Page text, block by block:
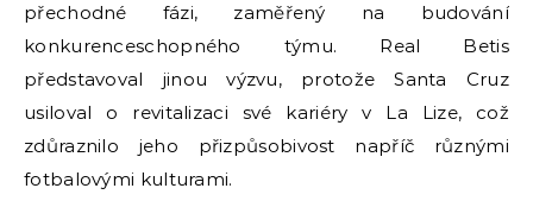
přechodné fázi, zaměřený na budování
konkurenceschopného týmu. Real Betis
představoval jinou výzvu, protože Santa Cruz
usiloval o revitalizaci své kariéry v La Lize, což
zdůraznilo jeho přizpůsobivost napříč různými
fotbalovými kulturami.